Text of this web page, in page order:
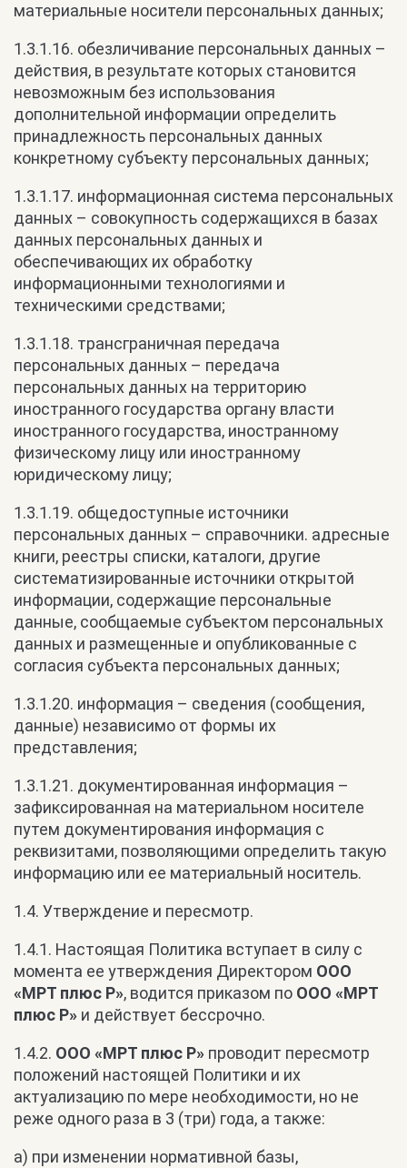
материальные носители персональных данных;
1.3.1.16. обезличивание персональных данных –
действия, в результате которых становится
невозможным без использования
дополнительной информации определить
принадлежность персональных данных
конкретному субъекту персональных данных;
1.3.1.17. информационная система персональных
данных – совокупность содержащихся в базах
данных персональных данных и
обеспечивающих их обработку
информационными технологиями и
техническими средствами;
1.3.1.18. трансграничная передача
персональных данных – передача
персональных данных на территорию
иностранного государства органу власти
иностранного государства, иностранному
физическому лицу или иностранному
юридическому лицу;
1.3.1.19. общедоступные источники
персональных данных – справочники. адресные
книги, реестры списки, каталоги, другие
систематизированные источники открытой
информации, содержащие персональные
данные, сообщаемые субъектом персональных
данных и размещенные и опубликованные с
согласия субъекта персональных данных;
1.3.1.20. информация – сведения (сообщения,
данные) независимо от формы их
представления;
1.3.1.21. документированная информация –
зафиксированная на материальном носителе
путем документирования информация с
реквизитами, позволяющими определить такую
информацию или ее материальный носитель.
1.4. Утверждение и пересмотр.
1.4.1. Настоящая Политика вступает в силу с
момента ее утверждения Директором ООО
«МРТ плюс Р», водится приказом по ООО «МРТ
плюс Р» и действует бессрочно.
1.4.2. ООО «МРТ плюс Р» проводит пересмотр
положений настоящей Политики и их
актуализацию по мере необходимости, но не
реже одного раза в 3 (три) года, а также:
a) при изменении нормативной базы,